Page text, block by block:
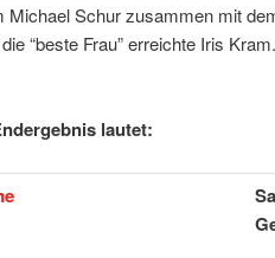
Michael Schur zusammen mit
“beste Frau” erreichte Iris
lautet: